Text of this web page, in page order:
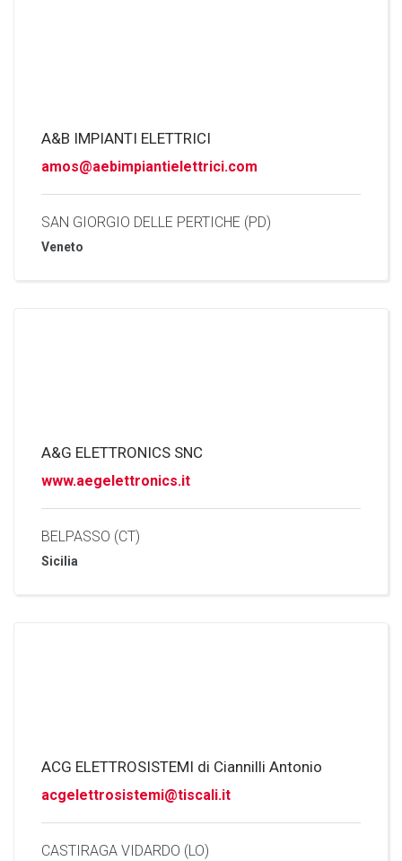
A&B IMPIANTI ELETTRICI
amos@aebimpiantielettrici.com
SAN GIORGIO DELLE PERTICHE (PD)
Veneto
A&G ELETTRONICS SNC
www.aegelettronics.it
BELPASSO (CT)
Sicilia
ACG ELETTROSISTEMI di Ciannilli Antonio
acgelettrosistemi@tiscali.it
CASTIRAGA VIDARDO (LO)